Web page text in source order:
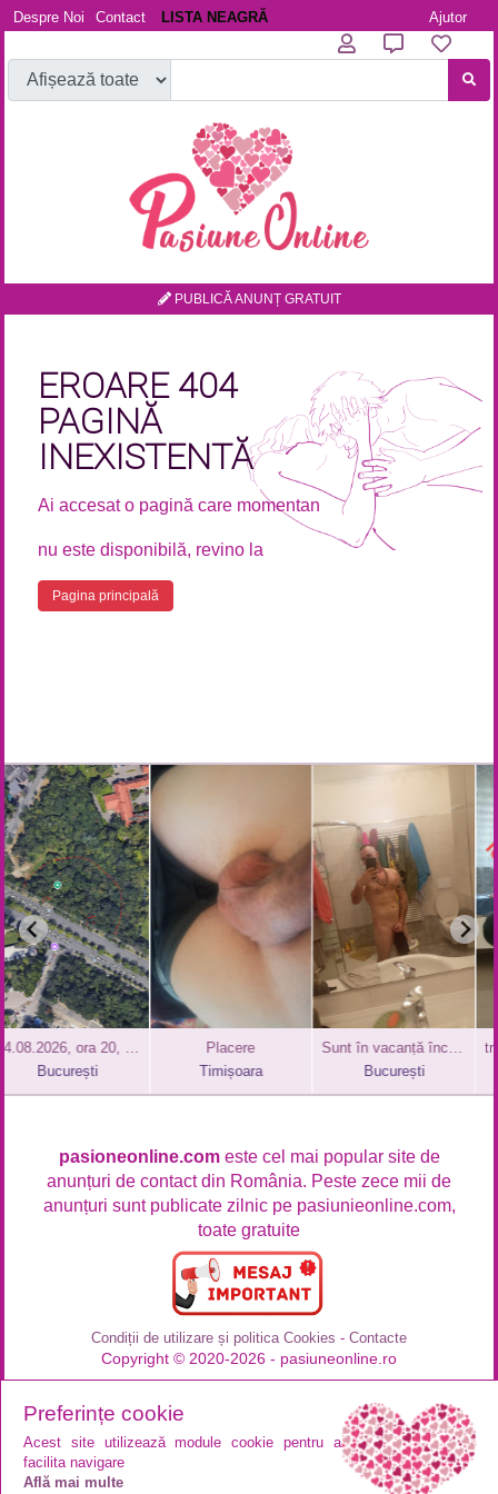
Despre Noi Contact LISTA NEAGRĂ Ajutor
PUBLICĂ ANUNȚ GRATUIT
EROARE 404
PAGINĂ
INEXISTENTĂ
Ai accesat o pagină care momentan
nu este disponibilă, revino la
Pagina principală
04.08.2026, ora 20, sug la Casa Presei, Telegram DarkZoneSex
București
Placere
Timișoara
Sunt în vacanță încă 6 zile în București Residence
București
pasioneonline.comeste cel mai popular site de
anunțuri de contact din România. Peste zece mii de
anunțuri sunt publicate zilnic pe pasiunieonline.com,
toate gratuite
Condiții de utilizare și politica Cookies - Contacte
Copyright © 2020-2026 - pasiuneonline.ro
Preferințe cookie
Acest site utilizează module cookie pentru a
facilita navigare
Află mai multe